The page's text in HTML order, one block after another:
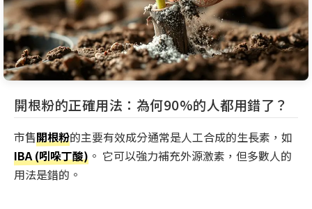
開根粉的正確用法：為何90%的人都用錯了？
市售開根粉的主要有效成分通常是人工合成的生長素，如
IBA (吲哚丁酸) 。 它可以強力補充外源激素，但多數人的
用法是錯的。